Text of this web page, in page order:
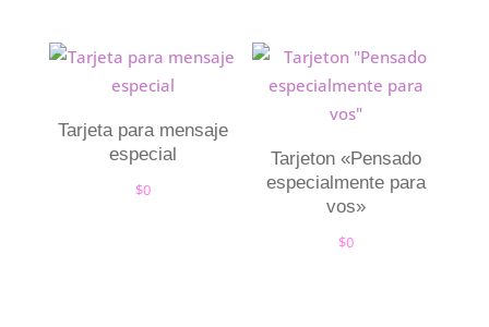
Tarjeta para mensaje
especial
$0
Tarjeton «Pensado
especialmente para
vos»
$0